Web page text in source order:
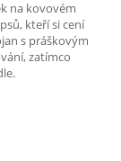
na kovovém
kteří si cení
s práškovým
zatímco